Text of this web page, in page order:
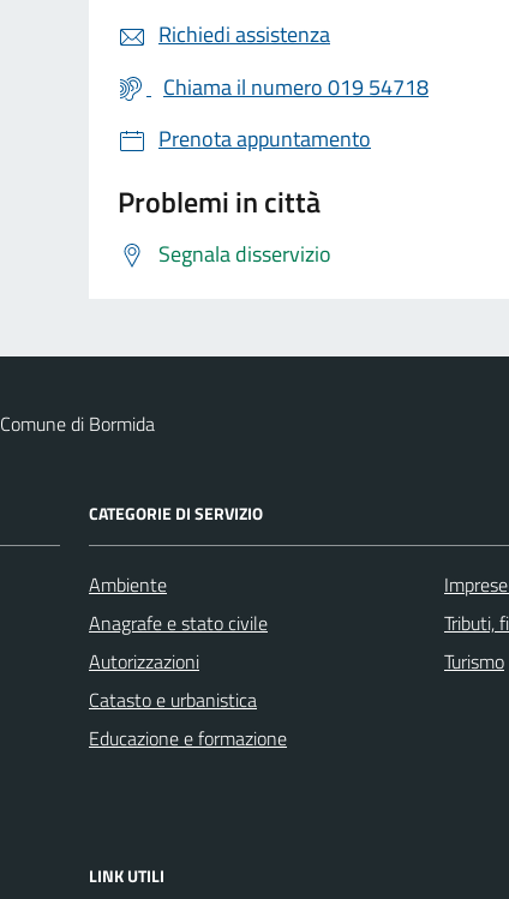
Richiedi assistenza
Chiama il numero 019 54718
Prenota appuntamento
Problemi in città
Segnala disservizio
Comune di Bormida
CATEGORIE DI SERVIZIO
Ambiente
Anagrafe e stato civile
Autorizzazioni
Catasto e urbanistica
Educazione e formazione
Tributi,
Turismo
LINK UTILI